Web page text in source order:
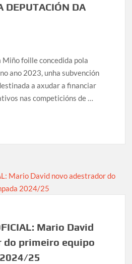
DEPUTACIÓN DA
foille concedida pola
ano 2023, unha subvención
a axudar a financiar
nas competicións de …
Mario David
do primeiro equipo
25